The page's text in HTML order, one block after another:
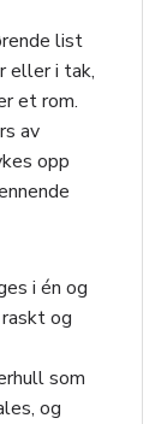
list
eller i tak,
et rom.
av
opp
i én og
og
som
og